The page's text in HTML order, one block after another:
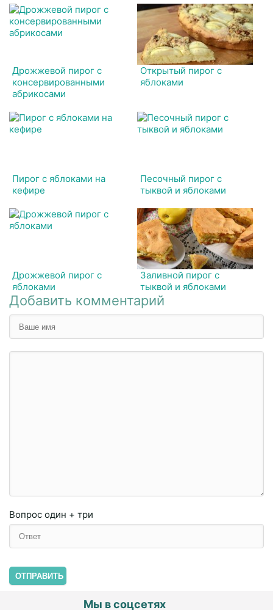
Дрожжевой пирог с
консервированными
абрикосами
Открытый пирог с
яблоками
Пирог с яблоками на
кефире
Песочный пирог с
тыквой и яблоками
Дрожжевой пирог с
яблоками
Заливной пирог с
тыквой и яблоками
Добавить комментарий
Вопрос один + три
ОТПРАВИТЬ
Мы в соцсетях